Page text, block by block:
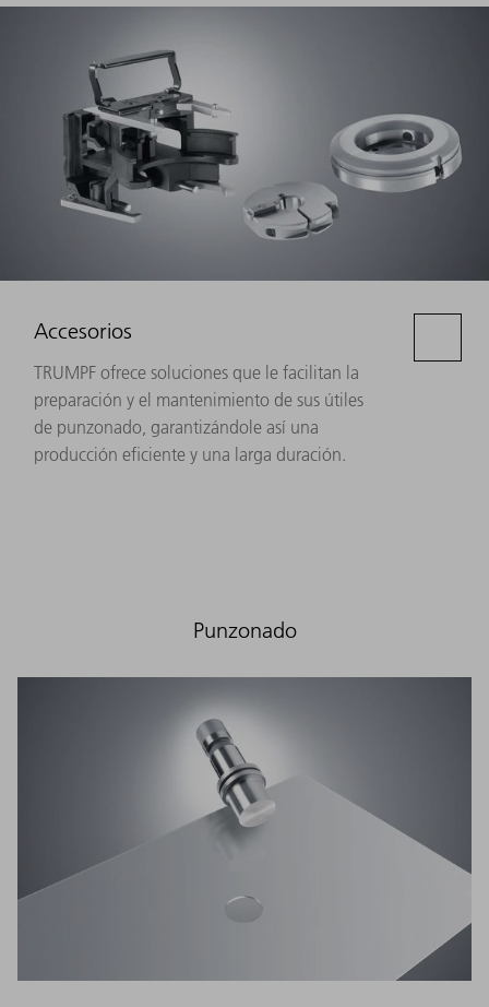
Accesorios
TRUMPF ofrece soluciones que le facilitan la
preparación y el mantenimiento de sus útiles
de punzonado, garantizándole así una
producción eficiente y una larga duración.
Punzonado